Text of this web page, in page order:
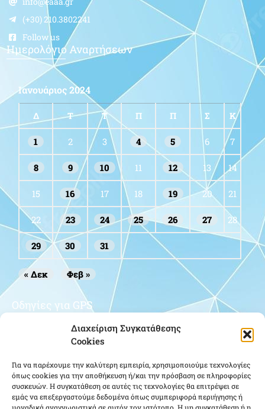
Διαχείριση Συγκατάθεσης
Cookies
Για να παρέχουμε την καλύτερη εμπειρία, χρησιμοποιούμε τεχνολογίες
όπως cookies για την αποθήκευση ή/και την πρόσβαση σε πληροφορίες
συσκευών. Η συγκατάθεση σε αυτές τις τεχνολογίες θα επιτρέψει σε
εμάς να επεξεργαστούμε δεδομένα όπως συμπεριφορά περιήγησης ή
Ταξχος (ΙΓΥ) ε.α. Κοσμαδάκης Γεώργιος του
Ιωάννη
25/01/2024
Γεννήθηκε το 1937 στο Ηράκλειο Κρήτης και ήταν κάτοικος εν
ζωή Ηρακλείου Κρήτης. Κατατάχθηκε στις τάξεις της Π.Α. (Σ.Α.
32η) το 1958 και αποστρατεύτηκε το 1985. Η εξόδιος ακολουθία
πραγματοποιήθηκε
Δείτε Περισσότερα »
ΑΝΑΒΟΛΗ ΑΙΜΟΔΟΣΙΑΣ ΕΑΑΑ ΣΤΗΝ ΑΘΗΝΑ
24/01/2024
Αγαπητοί Συνάδελφοι, Συναδέλφισσες, Σας ανακοινώνουμε ότι η